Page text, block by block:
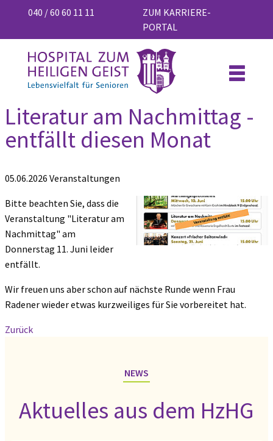
040 / 60 60 11 11
ZUM KARRIERE-
PORTAL
Literatur am Nachmittag -
entfällt diesen Monat
05.06.2026 Veranstaltungen
Bitte beachten Sie, dass die
Veranstaltung "Literatur am
Nachmittag" am
Donnerstag 11. Juni leider
entfällt.
Wir freuen uns aber schon auf nächste Runde wenn Frau
Radener wieder etwas kurzweiliges für Sie vorbereitet hat.
Zurück
NEWS
Aktuelles aus dem HzHG